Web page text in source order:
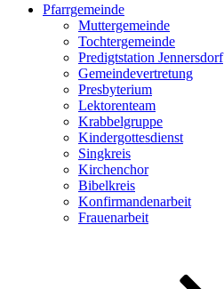
Pfarrgemeinde
Muttergemeinde
Tochtergemeinde
Predigtstation Jennersdorf
Gemeindevertretung
Presbyterium
Lektorenteam
Krabbelgruppe
Kindergottesdienst
Singkreis
Kirchenchor
Bibelkreis
Konfirmandenarbeit
Frauenarbeit